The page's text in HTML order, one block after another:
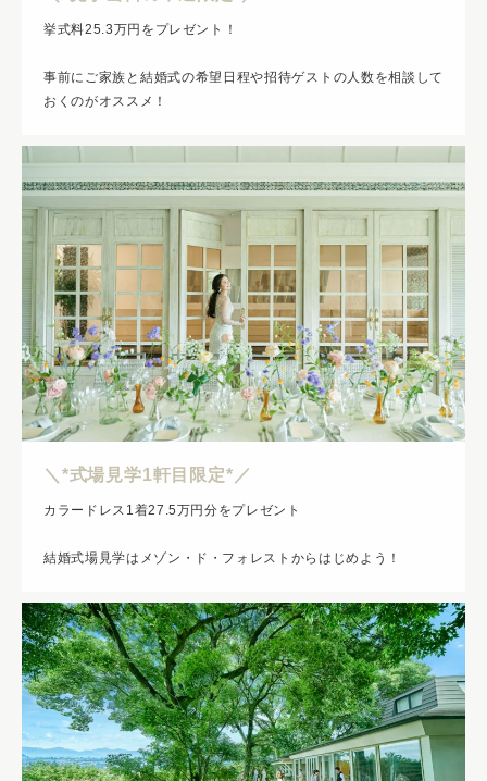
挙式料25.3万円をプレゼント！
事前にご家族と結婚式の希望日程や招待ゲストの人数を相談して
おくのがオススメ！
＼*式場見学1軒目限定*／
カラードレス1着27.5万円分をプレゼント
結婚式場見学はメゾン・ド・フォレストからはじめよう！